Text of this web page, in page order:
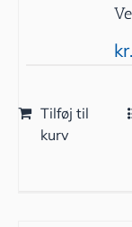
kr.
Tilføj til
kurv